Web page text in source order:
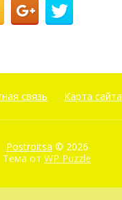
связь Карта сайта
Postroitsa © 2026
Тема от WP Puzzle